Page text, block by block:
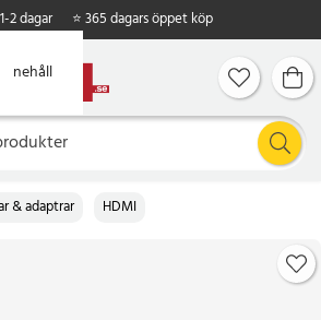
2 dagar ⭐ 365 dagars öppet köp
& adaptrar HDMI